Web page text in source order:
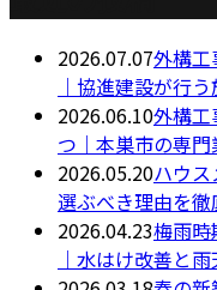
2026.07.07外構工
｜協進建設が行
2026.06.10外構
つ｜本巣市の専
2026.05.20ハウ
選ぶべき理由を徹
2026.04.23梅雨時
｜水はけ改善と